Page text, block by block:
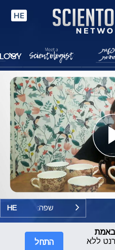
HE
Play
Video
שפה: HE
ללא
התחל